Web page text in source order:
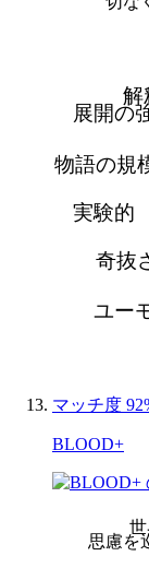
ユー
奇抜
実験的
物語の規
展開の
解
マッチ度
BLOOD+
思慮を